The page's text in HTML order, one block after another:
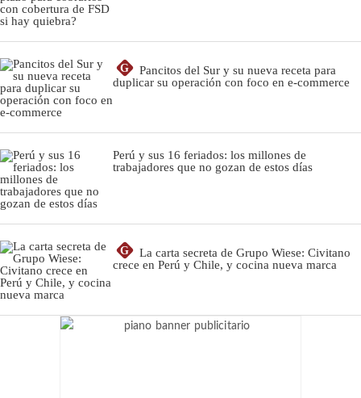
G
Pancitos del Sur y su nueva receta para
duplicar su operación con foco en e-commerce
Perú y sus 16 feriados: los millones de
trabajadores que no gozan de estos días
G
La carta secreta de Grupo Wiese: Civitano
crece en Perú y Chile, y cocina nueva marca